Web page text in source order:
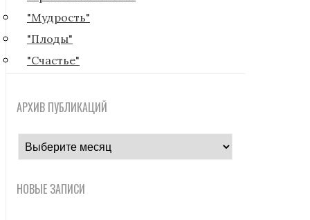
"Мудрость"
"Плоды"
"Счастье"
АРХИВ ПУБЛИКАЦИЙ
архив
публикаций
НОВЫЕ ЗАПИСИ